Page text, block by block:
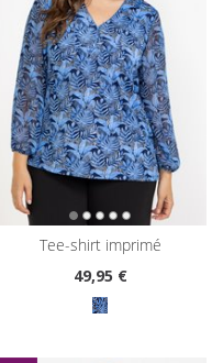
tee-shirt imprimé
49,95 €